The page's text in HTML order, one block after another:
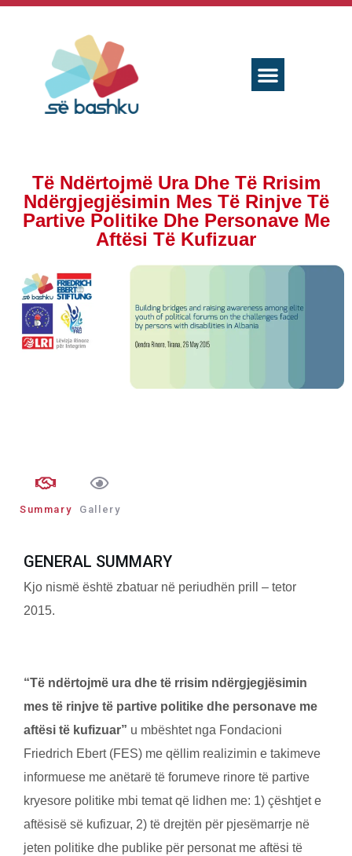
Të Ndërtojmë Ura Dhe Të Rrisim
Ndërgjegjësimin Mes Të Rinjve Të
Partive Politike Dhe Personave Me
Aftësi Të Kufizuar
Summary Gallery
GENERAL SUMMARY
Kjo nismё ёshtё zbatuar nё periudhёn prill – tetor
2015.
“Të ndërtojmë ura dhe të rrisim ndërgjegjësimin
mes të rinjve të partive politike dhe personave me
aftësi të kufizuar” u mbёshtet nga Fondacioni
Friedrich Ebert (FES) me qëllim realizimin e takimeve
informuese me anëtarë të forumeve rinore të partive
kryesore politike mbi temat që lidhen me: 1) çështjet e
aftësisë së kufizuar, 2) të drejtën për pjesëmarrje në
jeten politike dhe publike pёr personat me aftësi të